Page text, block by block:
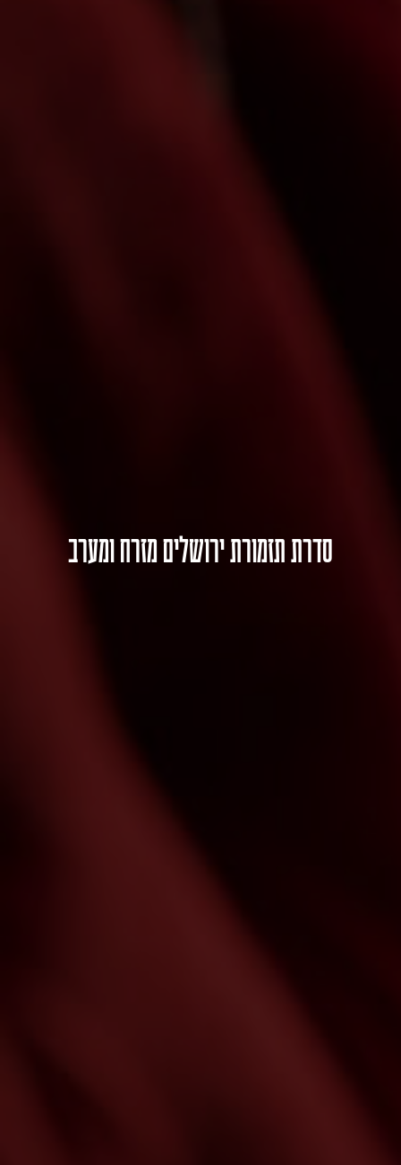
סדרת תזמורת ירושלים מזרח ומערב